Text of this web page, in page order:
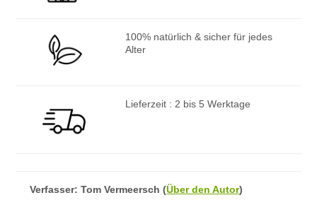
100% natürlich & sicher für jedes
Alter
Lieferzeit : 2 bis 5 Werktage
Verfasser:Tom Vermeersch (Über den Autor)